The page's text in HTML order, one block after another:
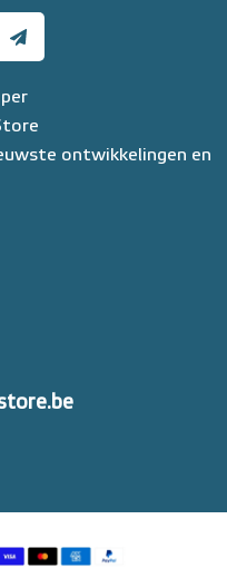
ontwikkelingen en